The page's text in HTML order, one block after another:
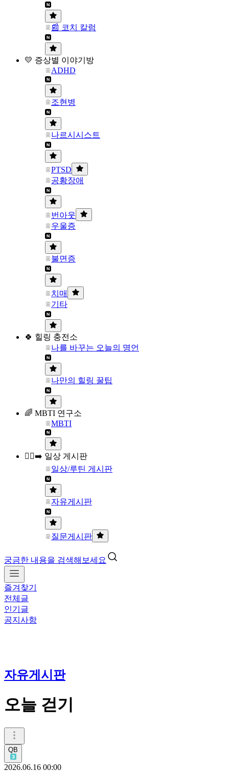
📰 코치 칼럼
💛 증상별 이야기방
ADHD
조현병
나르시시스트
PTSD
공황장애
번아웃
우울증
불면증
치매
기타
🍀 힐링 충전소
나를 바꾸는 오늘의 명언
나만의 힐링 꿀팁
🌈 MBTI 연구소
MBTI
🏃‍♀️‍➡️ 일상 게시판
일상/루틴 게시판
자유게시판
질문게시판
궁금한 내용을 검색해보세요
즐겨찾기
전체글
인기글
공지사항
자유게시판
오늘 걷기
QB
2026.06.16 00:00